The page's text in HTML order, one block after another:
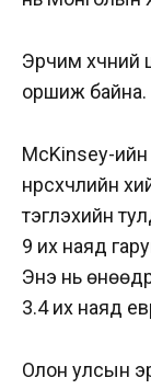
Эрчим хүчний
оршиж байна.
McKinsey-ийн
нүүрсхүчлийн
тэглэхийн
9 их наяд
Энэ нь
3.4 их наяд
Олон улсын